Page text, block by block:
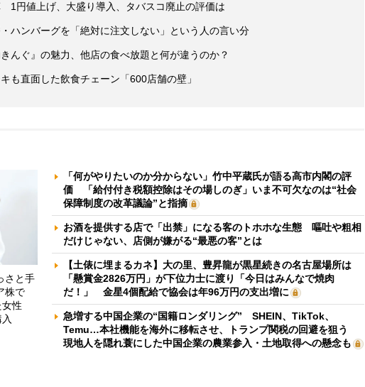
1円値上げ、大盛り導入、タバスコ廃止の評価は
ハンバーグを「絶対に注文しない」という人の言い分
んぐ』の魅力、他店の食べ放題と何が違うのか？
も直面した飲食チェーン「600店舗の壁」
さと手
株で
性
「何がやりたいのか分からない」竹中平蔵氏が語る高市内閣の評
価 「給付付き税額控除はその場しのぎ」いま不可欠なのは“社会
保障制度の改革議論”と指摘
お酒を提供する店で「出禁」になる客のトホホな生態 嘔吐や粗相
だけじゃない、店側が嫌がる“最悪の客”とは
【土俵に埋まるカネ】大の里、豊昇龍が黒星続きの名古屋場所は
「懸賞金2826万円」が下位力士に渡り「今日はみんなで焼肉
だ！」 金星4個配給で協会は年96万円の支出増に
急増する中国企業の“国籍ロンダリング” SHEIN、TikTok、
Temu…本社機能を海外に移転させ、トランプ関税の回避を狙う
現地人を隠れ蓑にした中国企業の農業参入・土地取得への懸念も